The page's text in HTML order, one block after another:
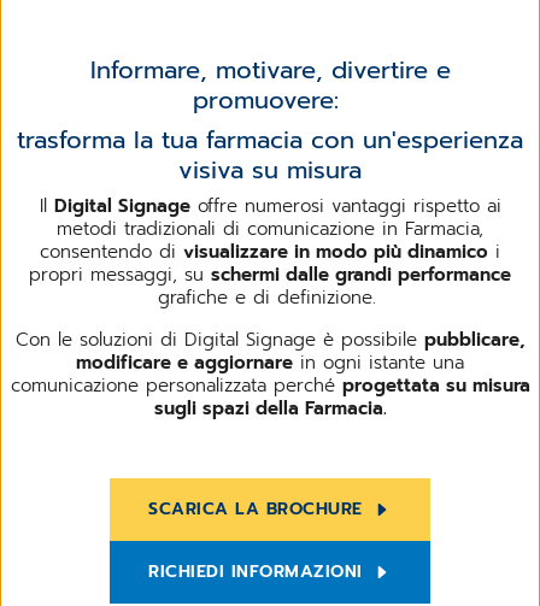
Informare, motivare, divertire e
promuovere:
trasforma la tua farmacia con un'esperienza
visiva su misura
Il Digital Signageoffre numerosi vantaggi rispetto ai
metodi tradizionali di comunicazione in Farmacia,
consentendo di visualizzare in modo più dinamico i
propri messaggi, su schermi dalle grandi performance
grafiche e di definizione.
Con le soluzioni di Digital Signage è possibile pubblicare,
modificare e aggiornare in ogni istante una
comunicazione personalizzata perché progettata su misura
sugli spazi della Farmacia.
SCARICA LA BROCHURE
RICHIEDI INFORMAZIONI